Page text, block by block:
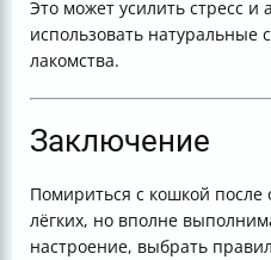
Это может усилить стресс
использовать
лакомства.
Заключение
Помириться с кошкой
лёгких, но вполне
настроение, выбрать